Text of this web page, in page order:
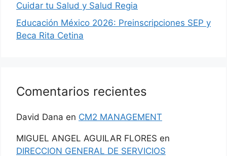
Cuidar tu Salud y Salud Regia
Educación México 2026: Preinscripciones SEP y
Beca Rita Cetina
Comentarios recientes
David Dana en CM2 MANAGEMENT
MIGUEL ANGEL AGUILAR FLORES en
DIRECCION GENERAL DE SERVICIOS